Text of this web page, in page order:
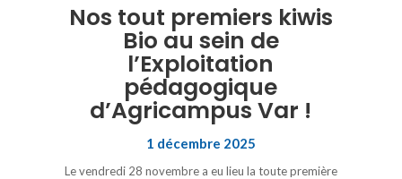
Nos tout premiers kiwis
Bio au sein de
l’Exploitation
pédagogique
d’Agricampus Var !
1 décembre 2025
Le vendredi 28 novembre a eu lieu la toute première